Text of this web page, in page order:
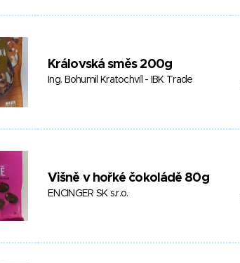
Královská směs 200g
Ing. Bohumil Kratochvíl - IBK Trade
Višně v hořké čokoládě 80g
ENCINGER SK s.r.o.